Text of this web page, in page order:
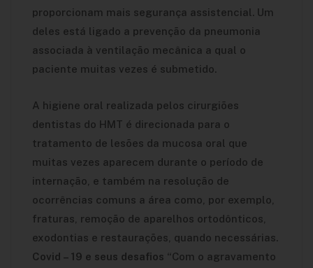
proporcionam mais segurança assistencial. Um
deles está ligado a prevenção da pneumonia
associada à ventilação mecânica a qual o
paciente muitas vezes é submetido.
A higiene oral realizada pelos cirurgiões
dentistas do HMT é direcionada para o
tratamento de lesões da mucosa oral que
muitas vezes aparecem durante o período de
internação, e também na resolução de
ocorrências comuns a área como, por exemplo,
fraturas, remoção de aparelhos ortodônticos,
exodontias e restaurações, quando necessárias.
Covid – 19 e seus desafios “Com o agravamento